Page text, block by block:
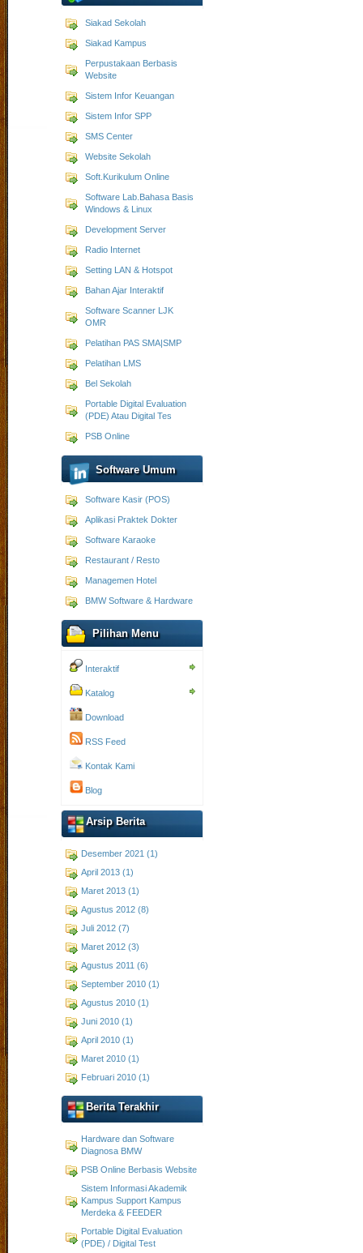
Siakad Sekolah
Siakad Kampus
Perpustakaan Berbasis
Website
Sistem Infor Keuangan
Sistem Infor SPP
SMS Center
Website Sekolah
Soft.Kurikulum Online
Software Lab.Bahasa Basis
Windows & Linux
Development Server
Radio Internet
Setting LAN & Hotspot
Bahan Ajar Interaktif
Software Scanner LJK
OMR
Pelatihan PAS SMA|SMP
Pelatihan LMS
Bel Sekolah
Portable Digital Evaluation
(PDE) Atau Digital Tes
PSB Online
Software Umum
Software Kasir (POS)
Aplikasi Praktek Dokter
Software Karaoke
Restaurant / Resto
Managemen Hotel
BMW Software & Hardware
Pilihan Menu
Interaktif
Katalog
Download
RSS Feed
Kontak Kami
Blog
Arsip Berita
Desember 2021 (1)
April 2013 (1)
Maret 2013 (1)
Agustus 2012 (8)
Juli 2012 (7)
Maret 2012 (3)
Agustus 2011 (6)
September 2010 (1)
Agustus 2010 (1)
Juni 2010 (1)
April 2010 (1)
Maret 2010 (1)
Februari 2010 (1)
Berita Terakhir
Hardware dan Software
Diagnosa BMW
PSB Online Berbasis Website
Sistem Informasi Akademik
Kampus Support Kampus
Merdeka & FEEDER
Portable Digital Evaluation
(PDE) / Digital Test